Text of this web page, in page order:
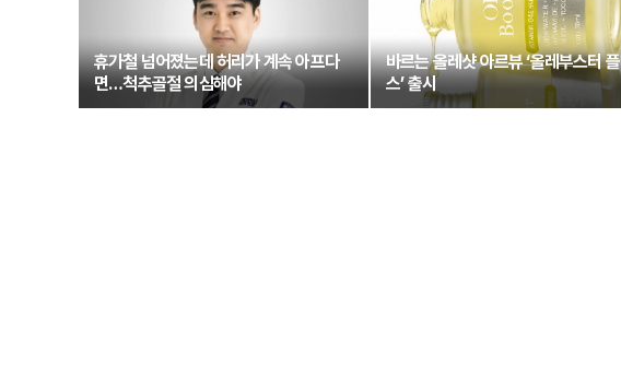
휴가철 넘어졌는데 허리가 계속 아프다
면…척추골절 의심해야
바르는 올레샷 아르뷰 ‘올레부스터
스’ 출시